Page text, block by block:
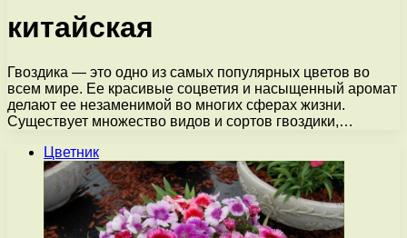
китайская
Гвоздика — это одно из самых популярных цветов во
всем мире. Ее красивые соцветия и насыщенный аромат
делают ее незаменимой во многих сферах жизни.
Существует множество видов и сортов гвоздики,…
Цветник